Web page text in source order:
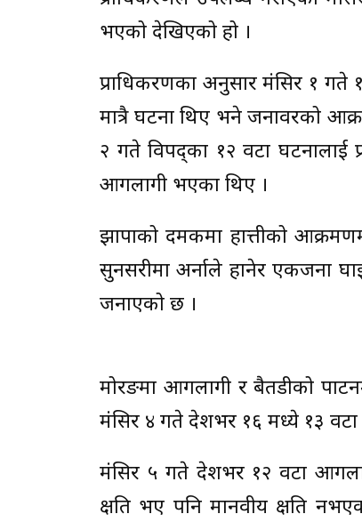
भएको देखिएको हो ।
प्राधिकरणका अनुसार मंसिर १
मात्रै घटना थिए भने जनावरको
२ गते विपद्का १२ वटा घटनालाई
आगलागी भएका थिए ।
झापाको दमकमा हात्तीको
सुनसरीमा अर्नाले हानेर एकजना
जनाएको छ ।
मोरङमा आगलागी र बैतडीको
मंसिर ४ गते देशभर १६ मध्ये १३
मंसिर ५ गते देशभर १२ वटा
क्षति भए पनि मानवीय क्षति